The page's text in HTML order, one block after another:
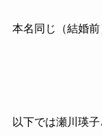
本名同じ（結婚
以下では瀬川瑛